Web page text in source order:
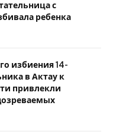
с
ребенка
избиения 14-
в Актау к
привлекли